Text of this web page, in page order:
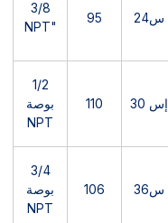
س24 95
3/8
"NPT
إس 30 110
1/2
بوصة
NPT
س36 106
3/4
بوصة
NPT